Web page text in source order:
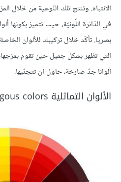
الانتباه. وتنتج تلك النّوعية من خلال
في الدّائرة اللّونيّة، حيث تتميز بكونها
بصريا. تأكّد خلال تركيبك للألوان
التي تظهر بشكل جميل حين تقوم
ألوانا جدّ صارخة، حاول أن تتجنّبها.
الألوان التماثلية Analogous colors